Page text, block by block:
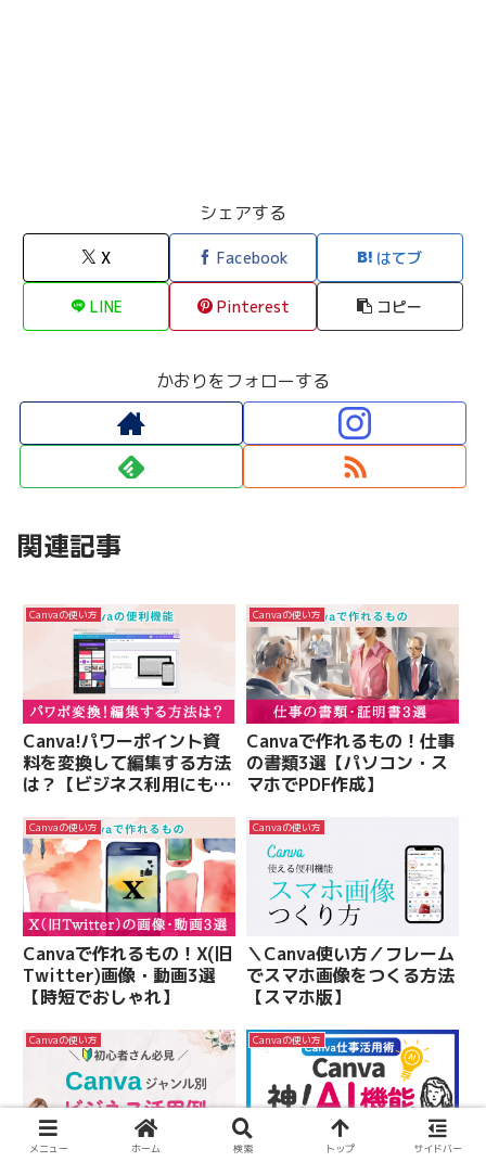
シェアする
X Facebook はてブ
LINE Pinterest コピー
かおりをフォローする
関連記事
Canvaの使い方
Canva!パワーポイント資
料を変換して編集する方法
は？【ビジネス利用にも便
Canvaの使い方
Canvaで作れるもの！仕事
の書類3選【パソコン・ス
マホでPDF作成】
Canvaの使い方
Canvaで作れるもの！X(旧
Twitter)画像・動画3選
【時短でおしゃれ】
Canvaの使い方
＼Canva使い方／フレーム
でスマホ画像をつくる方法
【スマホ版】
Canvaの使い方 Canvaの使い方
メニュー ホーム 検索 トップ サイドバー